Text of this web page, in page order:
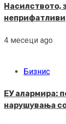
Насилството,
неприфатливи
4 месеци ago
Бизнис
ЕУ алармира:
нарушувања